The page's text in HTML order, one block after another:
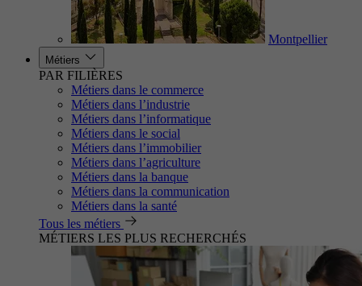
Montpellier
Métiers
PAR FILIÈRES
Métiers dans le commerce
Métiers dans l’industrie
Métiers dans l’informatique
Métiers dans le social
Métiers dans l’immobilier
Métiers dans l’agriculture
Métiers dans la banque
Métiers dans la communication
Métiers dans la santé
Tous les métiers
MÉTIERS LES PLUS RECHERCHÉS